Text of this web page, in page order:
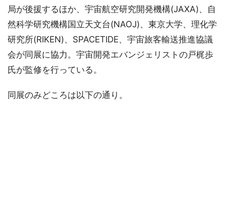
局が後援するほか、宇宙航空研究開発機構(JAXA)、自
然科学研究機構国立天文台(NAOJ)、東京大学、理化学
研究所(RIKEN)、SPACETIDE、宇宙旅客輸送推進協議
会が同展に協力。宇宙開発エバンジェリストの戸梶歩
氏が監修を行っている。
同展のみどころは以下の通り。